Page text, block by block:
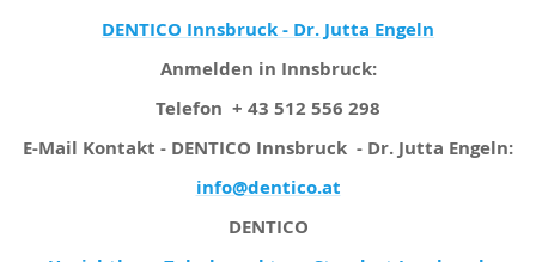
DENTICO Innsbruck - Dr. Jutta Engeln
Anmelden in Innsbruck:
Telefon + 43 512 556 298
E-Mail Kontakt - DENTICO Innsbruck - Dr. Jutta Engeln:
info@dentico.at
DENTICO